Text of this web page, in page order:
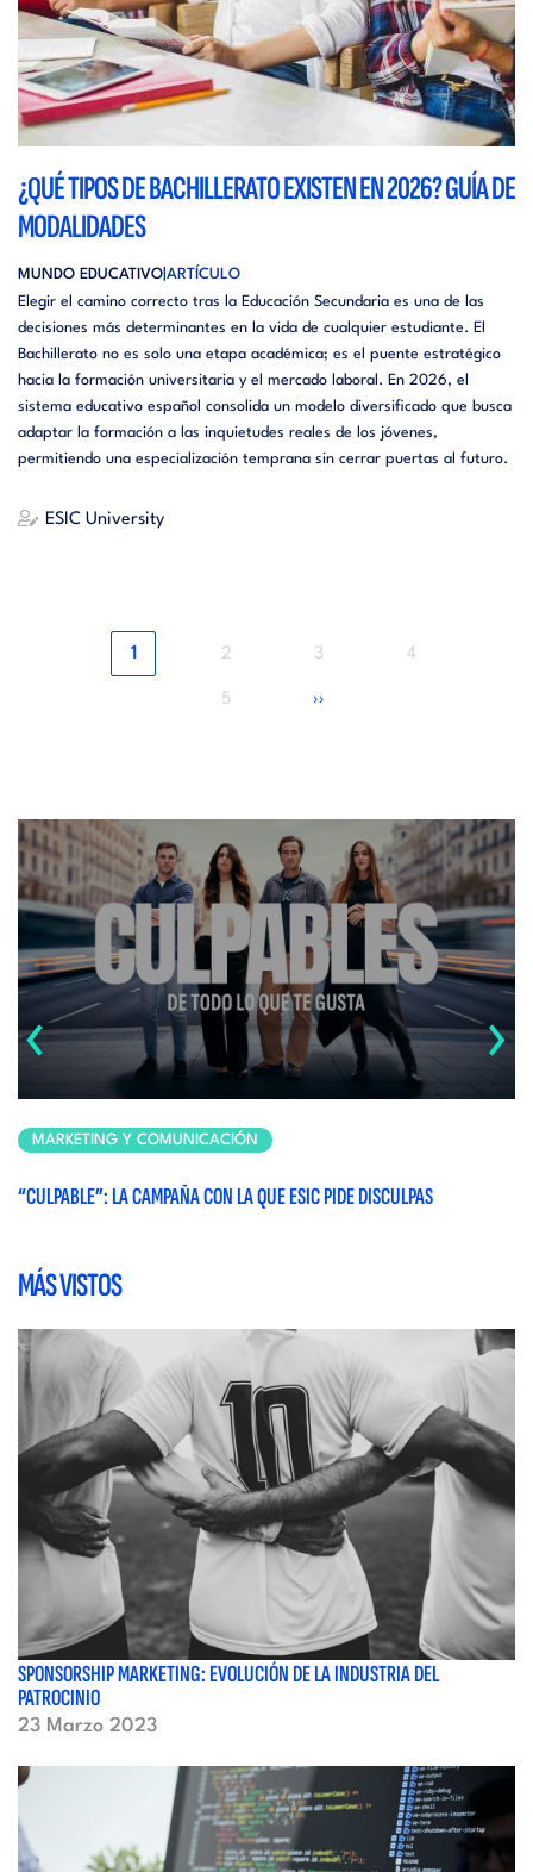
¿QUÉ TIPOS DE BACHILLERATO EXISTEN EN 2026? GUÍA DE
MODALIDADES
MUNDO EDUCATIVO ARTÍCULO
Elegir el camino correcto tras la Educación Secundaria es una de las
decisiones más determinantes en la vida de cualquier estudiante. El
Bachillerato no es solo una etapa académica; es el puente estratégico
hacia la formación universitaria y el mercado laboral. En 2026, el
sistema educativo español consolida un modelo diversificado que busca
adaptar la formación a las inquietudes reales de los jóvenes,
permitiendo una especialización temprana sin cerrar puertas al futuro.
ESIC University
Página
1
Página
2
Página
3
Página
4
Página
5 ››
MARKETING Y COMUNICACIÓN
“CULPABLE”: LA CAMPAÑA CON LA QUE ESIC PIDE DISCULPAS
‹ ›
MÁS VISTOS
SPONSORSHIP MARKETING: EVOLUCIÓN DE LA INDUSTRIA DEL
PATROCINIO
23 Marzo 2023